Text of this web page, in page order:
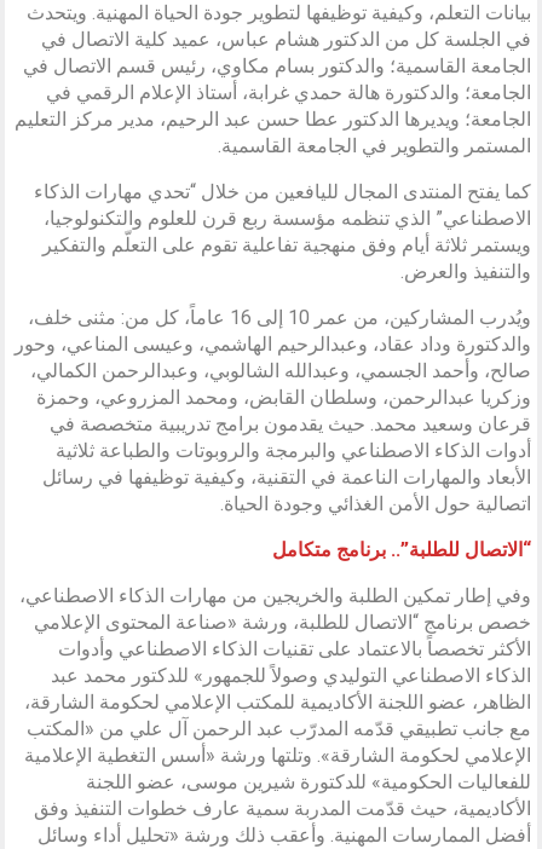
بيانات التعلم، وكيفية توظيفها لتطوير جودة الحياة المهنية. ويتحدث
في الجلسة كل من الدكتور هشام عباس، عميد كلية الاتصال في
الجامعة القاسمية؛ والدكتور بسام مكاوي، رئيس قسم الاتصال في
الجامعة؛ والدكتورة هالة حمدي غرابة، أستاذ الإعلام الرقمي في
الجامعة؛ ويديرها الدكتور عطا حسن عبد الرحيم، مدير مركز التعليم
المستمر والتطوير في الجامعة القاسمية.
كما يفتح المنتدى المجال لليافعين من خلال “تحدي مهارات الذكاء
الاصطناعي” الذي تنظمه مؤسسة ربع قرن للعلوم والتكنولوجيا،
ويستمر ثلاثة أيام وفق منهجية تفاعلية تقوم على التعلّم والتفكير
والتنفيذ والعرض.
ويُدرب المشاركين، من عمر 10 إلى 16 عاماً، كل من: مثنى خلف،
والدكتورة وداد عقاد، وعبدالرحيم الهاشمي، وعيسى المناعي، وحور
صالح، وأحمد الجسمي، وعبدالله الشالوبي، وعبدالرحمن الكمالي،
وزكريا عبدالرحمن، وسلطان القابض، ومحمد المزروعي، وحمزة
قرعان وسعيد محمد. حيث يقدمون برامج تدريبية متخصصة في
أدوات الذكاء الاصطناعي والبرمجة والروبوتات والطباعة ثلاثية
الأبعاد والمهارات الناعمة في التقنية، وكيفية توظيفها في رسائل
اتصالية حول الأمن الغذائي وجودة الحياة.
“الاتصال للطلبة”.. برنامج متكامل
وفي إطار تمكين الطلبة والخريجين من مهارات الذكاء الاصطناعي،
خصص برنامج “الاتصال للطلبة، ورشة «صناعة المحتوى الإعلامي
الأكثر تخصصاً بالاعتماد على تقنيات الذكاء الاصطناعي وأدوات
الذكاء الاصطناعي التوليدي وصولاً للجمهور» للدكتور محمد عبد
الظاهر، عضو اللجنة الأكاديمية للمكتب الإعلامي لحكومة الشارقة،
مع جانب تطبيقي قدّمه المدرّب عبد الرحمن آل علي من «المكتب
الإعلامي لحكومة الشارقة». وتلتها ورشة «أسس التغطية الإعلامية
للفعاليات الحكومية» للدكتورة شيرين موسى، عضو اللجنة
الأكاديمية، حيث قدّمت المدربة سمية عارف خطوات التنفيذ وفق
أفضل الممارسات المهنية. وأعقب ذلك ورشة «تحليل أداء وسائل